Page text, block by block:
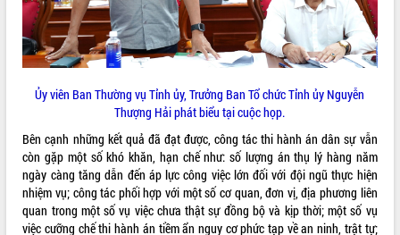
Thứ trưởng Bộ Nông nghiệp và Môi
trường Nguyễn Hoàng Hiệp khảo sát
vùng trồng và doanh nghiệp đóng gói
sầu riêng tại Đắk Lắk
Trình diễn nghệ thuật chế biến các
món ăn từ sầu riêng
Đắk Lắk công bố Quy hoạch và xúc
tiến đầu tư tỉnh
Ngành cá ngừ Đắk Lắk chủ động thích
ứng để giữ vững thị trường xuất khẩu
Diễn đàn Kinh tế tư nhân Việt Nam đột
phá cơ chế - Hợp tác công tư
Ủy viên Ban Thường vụ Tỉnh ủy, Trưởng Ban Tổ chức Tỉnh ủy Nguyễn
Thượng Hải phát biểu tại cuộc họp.
Bên cạnh những kết quả đã đạt được, công tác thi hành án dân sự vẫn
còn gặp một số khó khăn, hạn chế như: số lượng án thụ lý hàng năm
ngày càng tăng dẫn đến áp lực công việc lớn đối với đội ngũ thực hiện
nhiệm vụ; công tác phối hợp với một số cơ quan, đơn vị, địa phương liên
quan trong một số vụ việc chưa thật sự đồng bộ và kịp thời; một số vụ
việc cưỡng chế thi hành án tiềm ẩn nguy cơ phức tạp về an ninh, trật tự;